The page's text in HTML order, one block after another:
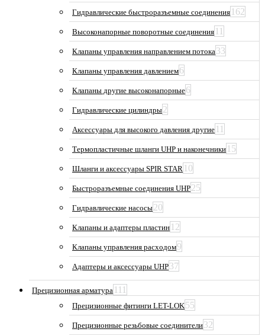
Гидравлические быстроразъемные соединения 162
Высоконапорные поворотные соединения 11
Клапаны управления направлением потока33
Клапаны управления давлением6
Клапаны другие высоконапорные6
Гидравлические цилиндры2
Аксессуары для высокого давления другие 11
Термопластичные шланги UHP и наконечники 15
Шланги и аксессуары SPIR STAR 10
Быстроразъемные соединения UHP25
Гидравлические насосы20
Клапаны и адаптеры пластин 12
Клапаны управления расходом9
Адаптеры и аксессуары UHP37
Прецизионная арматура 111
Прецизионные фитинги LET-LOK55
Прецизионные резьбовые соединители32